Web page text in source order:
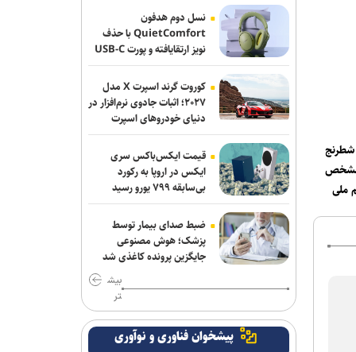
مشخص
ملی
اقدام قابل توجه اسلامی در مورد طلبش از
ذوب آهن و نگاه ویژه به تیم های پایه
برزگر: همای سعادت روی دوش تارتار
نشسته است/ عیار واقعی پرسپولیس از
هفته پنجم به بعد مشخص می‌شود
دوری ۴ هفته ای مهران احمدی از تمرین و
بازی های استقلال
کامیانی: درخواست میزبانی لیگ قهرمانان
فوتسال را می‌دهیم
وزیر ورزش وارد آذربایجان شد
مدافع جوان آلومینیوم نزدیک به سپاهان
آذربایجان؛ میزبانی که در ۳۰ وزن حتی یک
بار هم پرچمش بالا نرفت!
نسل دوم هدفون
QuietComfort با حذف
نویز ارتقایافته و پورت USB-C
عرضه شد
کوروت گرند اسپرت X مدل
۲۰۲۷؛ اثبات جادوی نرم‌افزار در
دنیای خودروهای اسپرت
قیمت ایکس‌باکس سری
ایکس در اروپا به رکورد
بی‌سابقه ۷۹۹ یورو رسید
ضبط صدای بیمار توسط
پزشک؛ هوش مصنوعی
جایگزین پرونده کاغذی شد
بیش
تر
پیشخوان فناوری و نوآوری